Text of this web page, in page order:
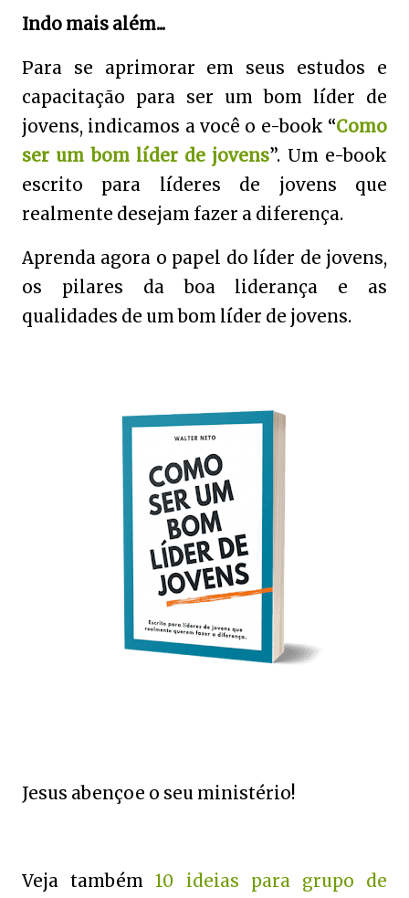
Indo mais além...
Para se aprimorar em seus estudos e
capacitação para ser um bom líder de
jovens, indicamos a você o e-book “Como
ser um bom líder de jovens”. Um e-book
escrito para líderes de jovens que
realmente desejam fazer a diferença.
Aprenda agora o papel do líder de jovens,
os pilares da boa liderança e as
qualidades de um bom líder de jovens.
Jesus abençoe o seu ministério!
Veja também10 ideias para grupo de